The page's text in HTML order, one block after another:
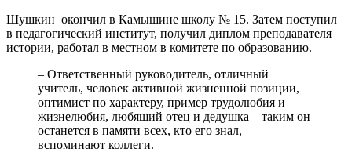
Шушкин окончил в Камышине школу № 15. Затем поступил
в педагогический институт, получил диплом преподавателя
истории, работал в местном в комитете по образованию.
– Ответственный руководитель, отличный
учитель, человек активной жизненной позиции,
оптимист по характеру, пример трудолюбия и
жизнелюбия, любящий отец и дедушка – таким он
останется в памяти всех, кто его знал, –
вспоминают коллеги.